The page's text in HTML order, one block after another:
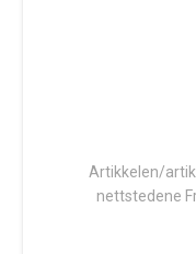
Artikkelen/
nettstedene